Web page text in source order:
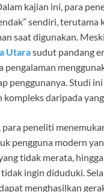
kajian ini, para
sendiri, terutama
saat digunakan.
Utarasudut pandang
pengalaman
penggunanya. Studi
daripada
peneliti
pengguna modern
tidak merata,
tidak ingin diduduki.
menghasilkan